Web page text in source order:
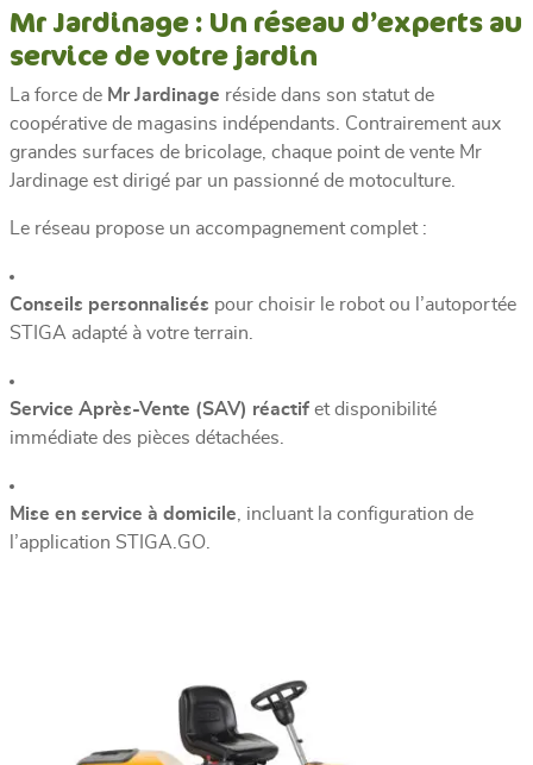
Mr Jardinage : Un réseau d’experts au
service de votre jardin
La force de Mr Jardinage réside dans son statut de
coopérative de magasins indépendants. Contrairement aux
grandes surfaces de bricolage, chaque point de vente Mr
Jardinage est dirigé par un passionné de motoculture.
Le réseau propose un accompagnement complet :
Conseils personnalisés pour choisir le robot ou l’autoportée
STIGA adapté à votre terrain.
Service Après-Vente (SAV) réactif et disponibilité
immédiate des pièces détachées.
Mise en service à domicile , incluant la configuration de
l’application STIGA.GO.